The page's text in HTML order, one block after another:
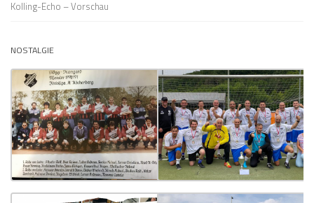
Kolling-Echo – Vorschau
NOSTALGIE